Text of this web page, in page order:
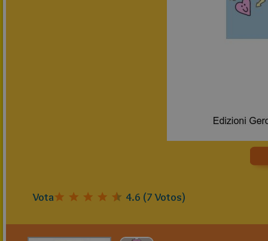
Vota 4.6 (7Votos)